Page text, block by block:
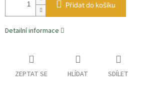
Přidat do košíku
Detailní informace
ZEPTAT SE HLÍDAT SDÍLET